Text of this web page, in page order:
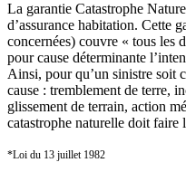
La garantie Catastrophe
d’assurance habitation. Cette
concernées) couvre « tous les
pour cause déterminante
Ainsi, pour qu’un sinistre soit
cause : tremblement de terre,
glissement de terrain, action
catastrophe naturelle doit faire
*Loi du 13 juillet 1982